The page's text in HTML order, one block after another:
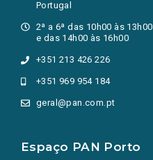
Portugal
2ª a 6ª das 10h00 às 13h00
e das 14h00 às 16h00
+351 213 426 226
+351 969 954 184
geral@pan.com.pt
Espaço PAN Porto